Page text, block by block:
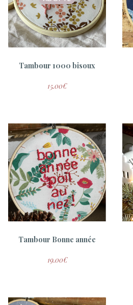
Tambour 1000 bisoux
15.00€
Tambour Bonne année
19.00€